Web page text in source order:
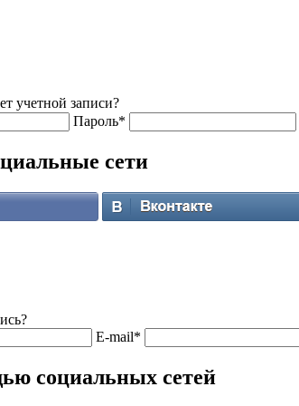
учетной записи?
Пароль*
сети
E-mail*
социальных сетей